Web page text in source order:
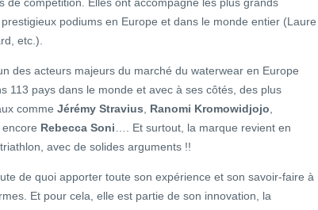
podiums en Europe et dans le monde entier (Laure
etc.).
des acteurs majeurs du marché du waterwear en Europe
113 pays dans le monde et avec à ses côtés, des plus
comme Jérémy Stravius Ranomi Kromowidjojo
encore Rebecca Soni …. Et surtout, la marque revient en
avec de solides arguments !!
de quoi apporter toute son expérience et son savoir-faire à
Et pour cela, elle est partie de son innovation, la